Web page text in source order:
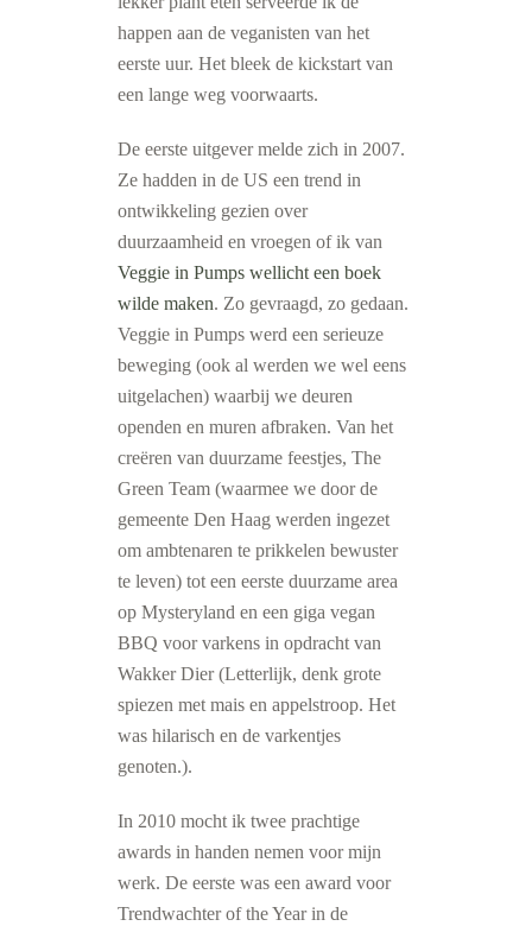
happen aan de veganisten van het
eerste uur. Het bleek de kickstart van
een lange weg voorwaarts.
De eerste uitgever melde zich in 2007.
Ze hadden in de US een trend in
ontwikkeling gezien over
duurzaamheid en vroegen of ik van
Veggie in Pumps wellicht een boek
wilde maken. Zo gevraagd, zo gedaan.
Veggie in Pumps werd een serieuze
beweging (ook al werden we wel eens
uitgelachen) waarbij we deuren
openden en muren afbraken. Van het
creëren van duurzame feestjes, The
Green Team (waarmee we door de
gemeente Den Haag werden ingezet
om ambtenaren te prikkelen bewuster
te leven) tot een eerste duurzame area
op Mysteryland en een giga vegan
BBQ voor varkens in opdracht van
Wakker Dier (Letterlijk, denk grote
spiezen met mais en appelstroop. Het
was hilarisch en de varkentjes
genoten.).
In 2010 mocht ik twee prachtige
awards in handen nemen voor mijn
werk. De eerste was een award voor
Trendwachter of the Year in de